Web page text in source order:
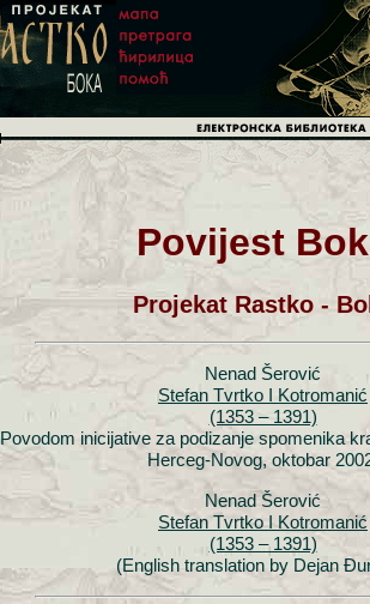
Povijest
Projekat Rastko -
Nenad Šerović
Stefan Tvrtko I Kotromanić
(1353 – 1391)
Povodom inicijative za podizanje spomenika
Herceg-Novog, oktobar
Nenad Šerović
Stefan Tvrtko I Kotromanić
(1353 – 1391)
(English translation by Dejan